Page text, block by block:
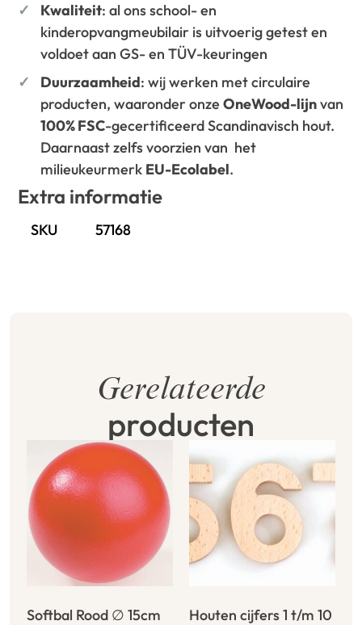
Kwaliteit: al ons school- en
kinderopvangmeubilair is uitvoerig getest en
voldoet aan GS- en TÜV-keuringen
Duurzaamheid: wij werken met circulaire
producten, waaronder onzeOneWood-lijnvan
100% FSC-gecertificeerd Scandinavisch hout.
Daarnaast zelfs voorzien van het
milieukeurmerk EU-Ecolabel.
Extra informatie
SKU 57168
Gerelateerde
producten
Softbal Rood ∅ 15cm Houten cijfers 1 t/m 10